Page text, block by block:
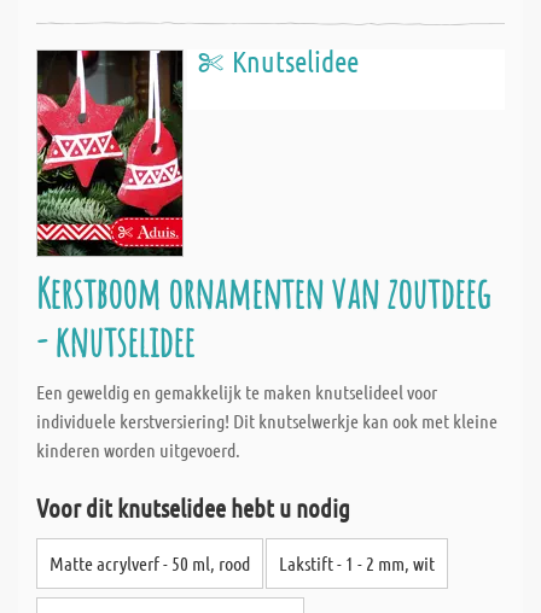
Knutselidee
Kerstboom ornamenten van zoutdeeg
- knutselidee
Een geweldig en gemakkelijk te maken knutselideel voor
individuele kerstversiering! Dit knutselwerkje kan ook met kleine
kinderen worden uitgevoerd.
Voor dit knutselidee hebt u nodig
Matte acrylverf - 50 ml, rood Lakstift - 1 - 2 mm, wit